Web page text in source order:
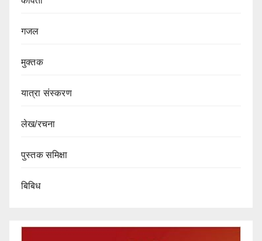
गजल
मुक्तक
यात्रा संस्करण
लेख/रचना
पुस्तक समिक्षा
बिबिध